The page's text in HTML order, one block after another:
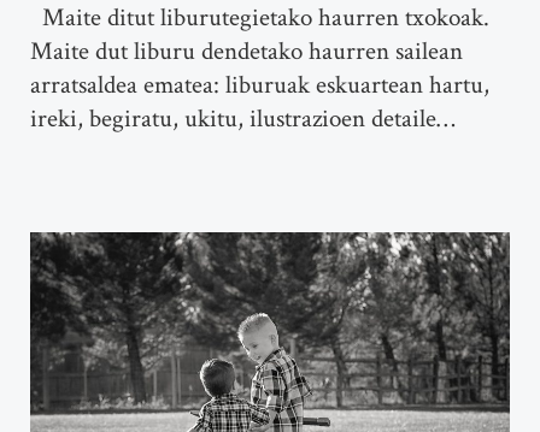
Maite ditut liburutegietako haurren txokoak.
Maite dut liburu dendetako haurren sailean
arratsaldea ematea: liburuak eskuartean hartu,
ireki, begiratu, ukitu, ilustrazioen detaile…